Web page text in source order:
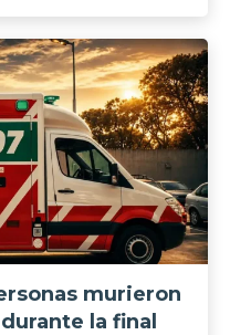
murieron
la final